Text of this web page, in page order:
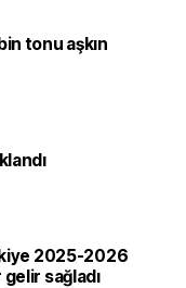
tonu aşkın
2025-2026
sağladı